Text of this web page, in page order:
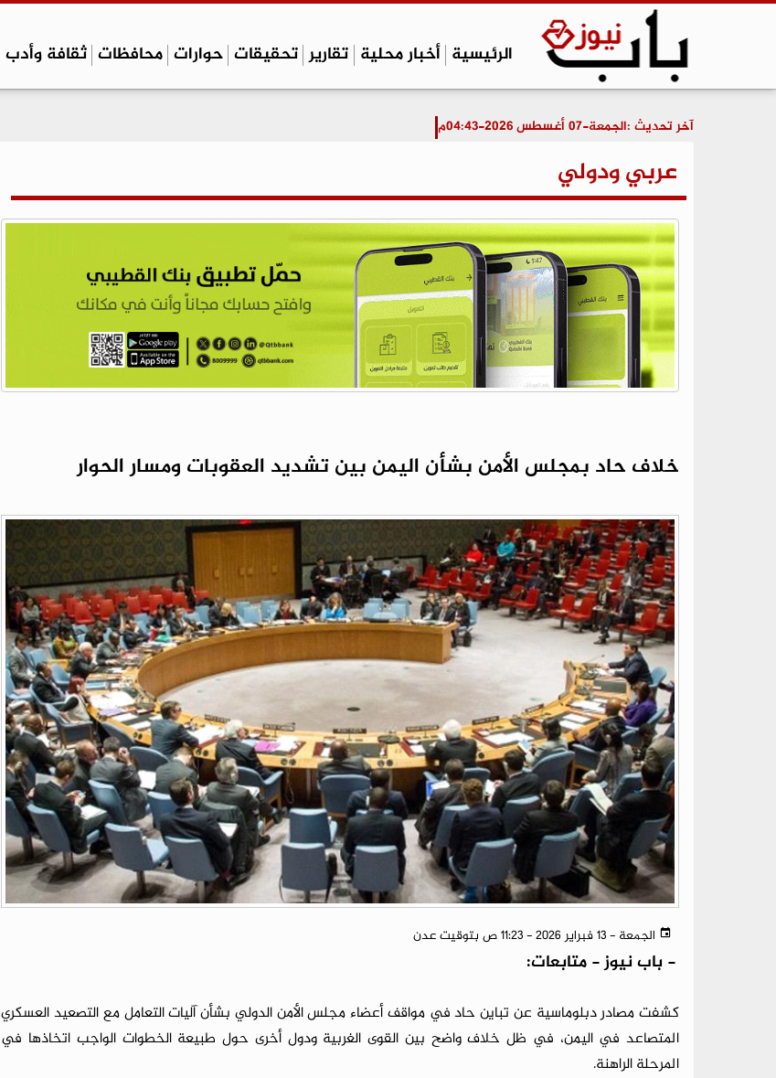
الرئيسية أخبار محلية تقارير تحقيقات حوارات محافظات ثقافة وأدب
آخر تحديث :الجمعة-07 أغسطس 2026-04:43م
عربي ودولي
خلاف حاد بمجلس الأمن بشأن اليمن بين تشديد العقوبات ومسار الحوار
الجمعة - 13 فبراير 2026 - 11:23 ص بتوقيت عدن
- باب نيوز - متابعات:
كشفت مصادر دبلوماسية عن تباين حاد في مواقف أعضاء مجلس الأمن الدولي بشأن آليات التعامل مع التصعيد العسكري
المتصاعد في اليمن، في ظل خلاف واضح بين القوى الغربية ودول أخرى حول طبيعة الخطوات الواجب اتخاذها في
المرحلة الراهنة.